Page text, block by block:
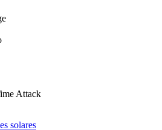
Attack
solares